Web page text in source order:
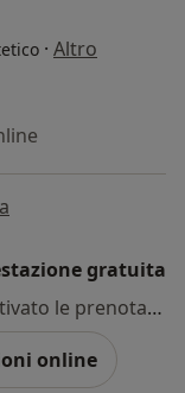
· Altro
gratuita
Questo dottore non ha ancora attivato le prenotazioni online presso questo indirizzo.
online